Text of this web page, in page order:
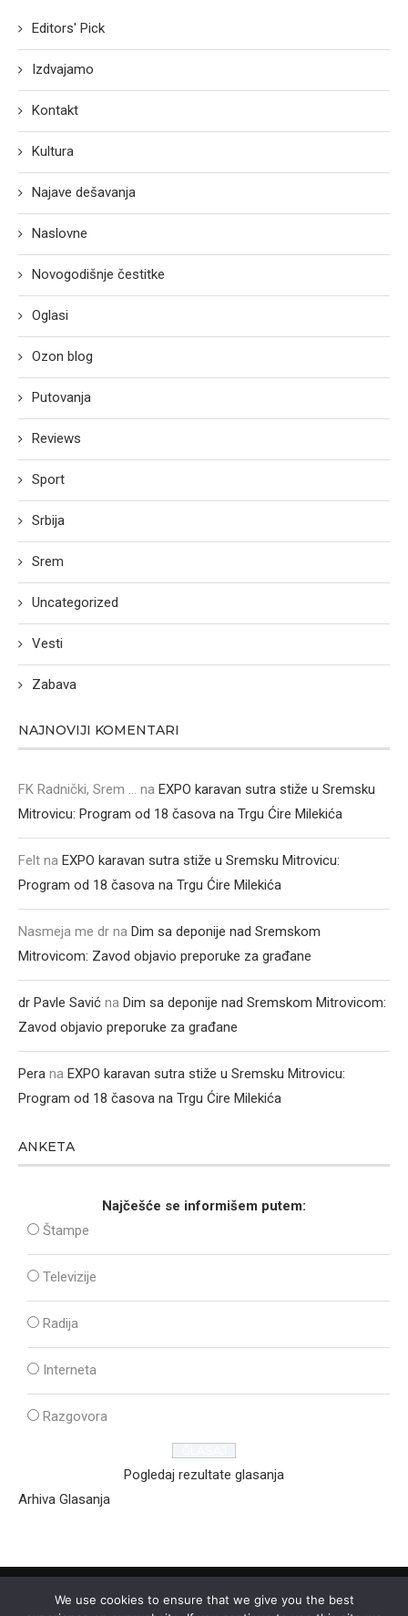
Editors' Pick
Izdvajamo
Kontakt
Kultura
Najave dešavanja
Naslovne
Novogodišnje čestitke
Oglasi
Ozon blog
Putovanja
Reviews
Sport
Srbija
Srem
Uncategorized
Vesti
Zabava
NAJNOVIJI KOMENTARI
FK Radnički, Srem ... na EXPO karavan sutra stiže u Sremsku
Mitrovicu: Program od 18 časova na Trgu Ćire Milekića
Felt na EXPO karavan sutra stiže u Sremsku Mitrovicu:
Program od 18 časova na Trgu Ćire Milekića
Nasmeja me dr na Dim sa deponije nad Sremskom
Mitrovicom: Zavod objavio preporuke za građane
dr Pavle Savić na Dim sa deponije nad Sremskom Mitrovicom:
Zavod objavio preporuke za građane
Pera na EXPO karavan sutra stiže u Sremsku Mitrovicu:
Program od 18 časova na Trgu Ćire Milekića
ANKETA
Najčešće se informišem putem:
Štampe
Televizije
Radija
Interneta
Razgovora
Pogledaj rezultate glasanja
Arhiva Glasanja
We use cookies to ensure that we give you the best